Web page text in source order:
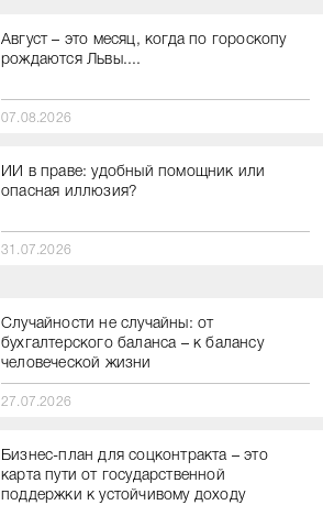
Август – это месяц, когда по гороскопу
рождаются Львы....
07.08.2026
ИИ в праве: удобный помощник или
опасная иллюзия?
31.07.2026
Случайности не случайны: от
бухгалтерского баланса – к балансу
человеческой жизни
27.07.2026
Бизнес-план для соцконтракта – это
карта пути от государственной
поддержки к устойчивому доходу